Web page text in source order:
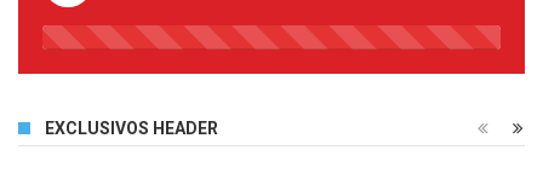
45%
EXCLUSIVOS HEADER